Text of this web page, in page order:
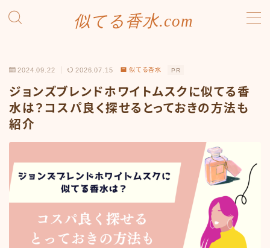
似てる香水.com
お問い合わせ
プライバシーポリシー
利用規約／特定商取引法に基づく表記
有料記事の決済完了ページ
運営者情報
2024.09.22 2026.07.15 似てる香水 PR
ジョンズブレンドホワイトムスクに似てる香
水は？コスパ良く探せるとっておきの方法も
紹介